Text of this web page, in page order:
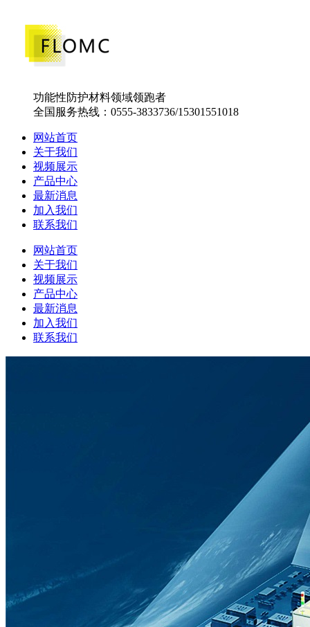
功能性防护材料领域领跑者
全国服务热线：0555-3833736/15301551018
网站首页
关于我们
视频展示
产品中心
最新消息
加入我们
联系我们
网站首页
关于我们
视频展示
产品中心
最新消息
加入我们
联系我们